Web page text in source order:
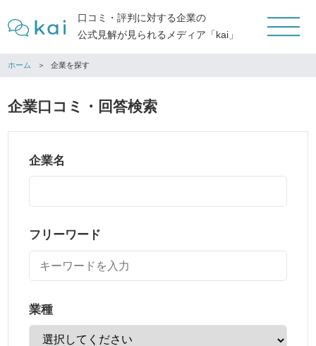
口コミ・評判に対する企業の
公式見解が見られるメディア「kai」
ホーム 企業を探す
企業口コミ・回答検索
企業名
フリーワード
業種